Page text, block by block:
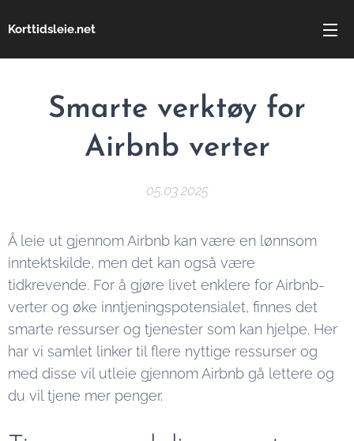
Korttidsleie.net
Smarte verktøy for
Airbnb verter
05.03.2025
Å leie ut gjennom Airbnb kan være en lønnsom
inntektskilde, men det kan også være
tidkrevende. For å gjøre livet enklere for Airbnb-
verter og øke inntjeningspotensialet, finnes det
smarte ressurser og tjenester som kan hjelpe. Her
har vi samlet linker til flere nyttige ressurser og
med disse vil utleie gjennom Airbnb gå lettere og
du vil tjene mer penger.